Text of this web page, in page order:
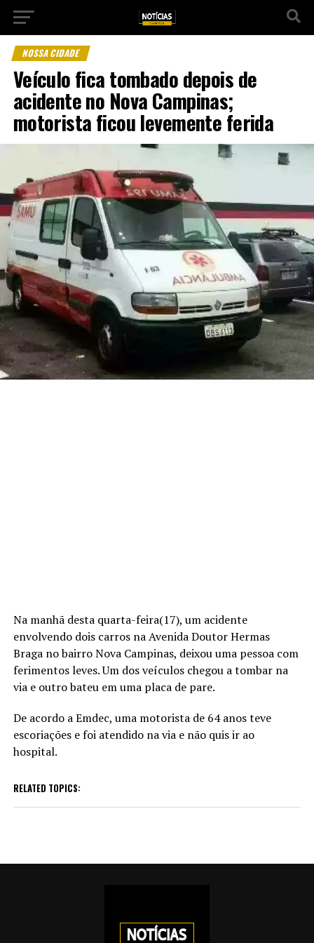
NOSSA CIDADE
Veículo fica tombado depois de
acidente no Nova Campinas;
motorista ficou levemente ferida
Na manhã desta quarta-feira(17), um acidente
envolvendo dois carros na Avenida Doutor Hermas
Braga no bairro Nova Campinas, deixou uma pessoa com
ferimentos leves. Um dos veículos chegou a tombar na
via e outro bateu em uma placa de pare.
De acordo a Emdec, uma motorista de 64 anos teve
escoriações e foi atendido na via e não quis ir ao
hospital.
RELATED TOPICS: